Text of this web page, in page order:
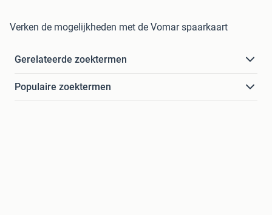
Verken de mogelijkheden met de Vomar spaarkaart
Gerelateerde zoektermen
Populaire zoektermen